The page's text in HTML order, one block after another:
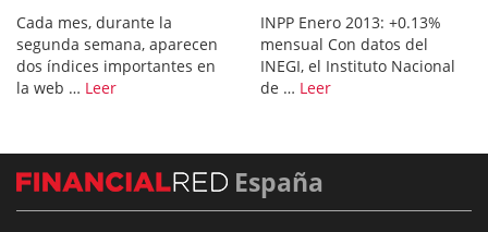
Cada mes, durante la
segunda semana, aparecen
dos índices importantes en
la web … Leer
INPP Enero 2013: +0.13%
mensual Con datos del
INEGI, el Instituto Nacional
de … Leer
España